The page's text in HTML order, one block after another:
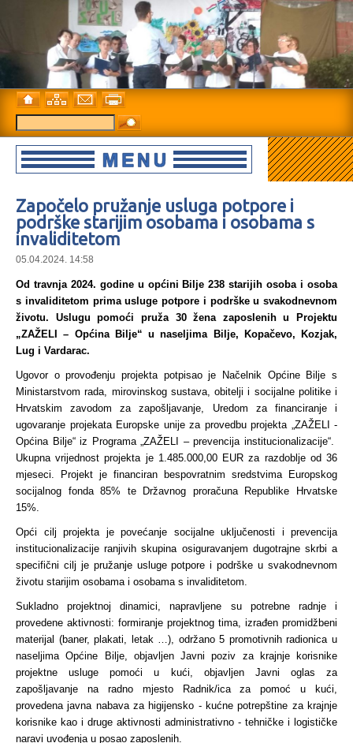
Započelo pružanje usluga potpore i
podrške starijim osobama i osobama s
invaliditetom
05.04.2024. 14:58
Od travnja 2024. godine u općini Bilje 238 starijih osoba i osoba
s invaliditetom prima usluge potpore i podrške u svakodnevnom
životu. Uslugu pomoći pruža 30 žena zaposlenih u Projektu
„ZAŽELI – Općina Bilje“ u naseljima Bilje, Kopačevo, Kozjak,
Lug i Vardarac.
Ugovor o provođenju projekta potpisao je Načelnik Općine Bilje s
Ministarstvom rada, mirovinskog sustava, obitelji i socijalne politike i
Hrvatskim zavodom za zapošljavanje, Uredom za financiranje i
ugovaranje projekata Europske unije za provedbu projekta „ZAŽELI -
Općina Bilje“ iz Programa „ZAŽELI – prevencija institucionalizacije“.
Ukupna vrijednost projekta je 1.485.000,00 EUR za razdoblje od 36
mjeseci. Projekt je financiran bespovratnim sredstvima Europskog
socijalnog fonda 85% te Državnog proračuna Republike Hrvatske
15%.
Opći cilj projekta je povećanje socijalne uključenosti i prevencija
institucionalizacije ranjivih skupina osiguravanjem dugotrajne skrbi a
specifični cilj je pružanje usluge potpore i podrške u svakodnevnom
životu starijim osobama i osobama s invaliditetom.
Sukladno projektnoj dinamici, napravljene su potrebne radnje i
provedene aktivnosti: formiranje projektnog tima, izrađen promidžbeni
materijal (baner, plakati, letak …), održano 5 promotivnih radionica u
naseljima Općine Bilje, objavljen Javni poziv za krajnje korisnike
projektne usluge pomoći u kući, objavljen Javni oglas za
zapošljavanje na radno mjesto Radnik/ica za pomoć u kući,
provedena javna nabava za higijensko - kućne potrepštine za krajnje
korisnike kao i druge aktivnosti administrativno - tehničke i logističke
naravi uvođenja u posao zaposlenih.